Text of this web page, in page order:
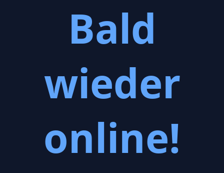
Bald
wieder
online!